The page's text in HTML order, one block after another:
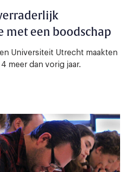
met een boodschap
Universiteit Utrecht maakten
meer dan vorig jaar.